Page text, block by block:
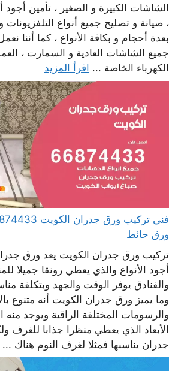
الشاشات الكبيرة و الصغير ، تأمين
، صيانة و تصليح جميع أنواع
بعدة أحجام و بكافة الأنواع ، كما أننا
جميع الشاشات العادية و السمارت ،
الكهرباء الخاصة ... اقرأ المزيد
ورق حائط
تركيب ورق جدران الكويت يعد ورق
أجود الأنواع والذي يعطي رونقا جميلا
والفنادق يوفر الوقت والجهد وبتكلفة
وما يميز ورق جدران الكويت أنه متنوع
والرسومات المختلفة الراقية ويوجد منه
الأبعاد الذي يعطي منظرا جذابا للغرف
جدران يناسبها فمثلا لغرف النوم هناك ...